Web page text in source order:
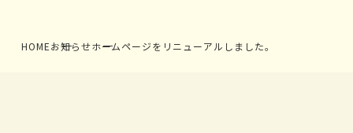
HOMEお知らせホームページをリニューアルしました。